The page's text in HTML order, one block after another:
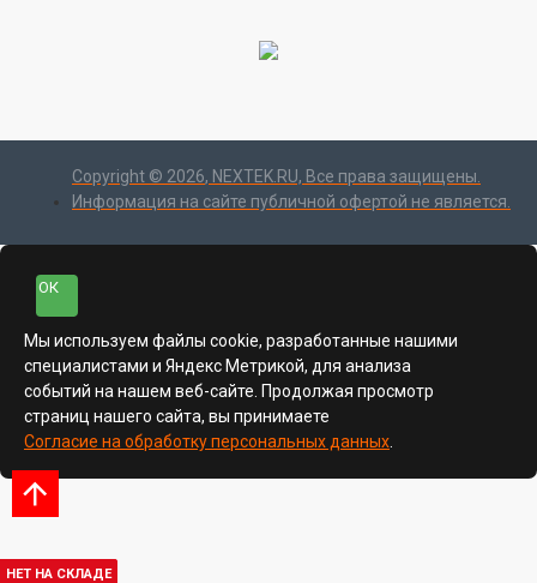
НЕТ НА СКЛАДЕ
НЕТ НА СКЛАДЕ
НЕТ НА СКЛАДЕ
НЕТ НА СКЛАДЕ
НЕТ НА СКЛАДЕ
НЕТ НА СКЛАДЕ
Copyright © 2026, NEXTEK.RU, Все права защищены.
Информация на сайте публичной офертой не является.
ОК
Мы используем файлы cookie, разработанные нашими
специалистами и Яндекс Метрикой, для анализа
событий на нашем веб-сайте. Продолжая просмотр
страниц нашего сайта, вы принимаете
Согласие на обработку персональных данных